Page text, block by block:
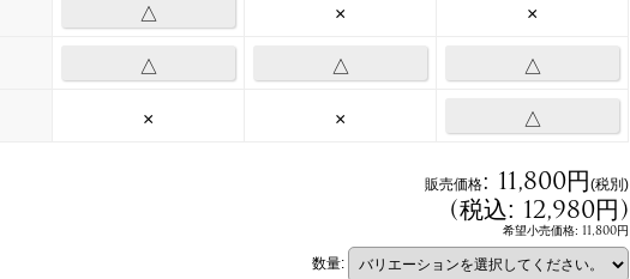
△ × ×
△ △ △
× × △
販売価格: 11,800円(税別)
(税込: 12,980円)
希望小売価格: 11,800円
数量: